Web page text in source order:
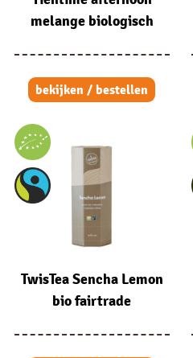
melange biologisch
bekijken / bestellen
TwisTea Sencha Lemon
bio fairtrade